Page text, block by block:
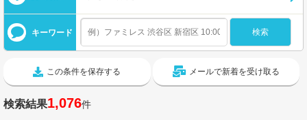
キーワード
この条件を保存する メールで新着を受け取る
検索結果1,076件